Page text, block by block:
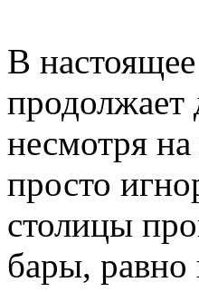
В
продолжает
несмотря
просто
столицы
бары, равно